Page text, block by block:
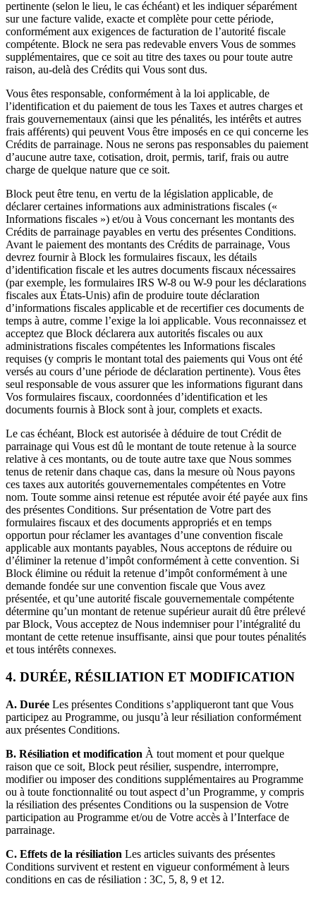
Plateforme d’applications Square
Aucun article dans votre panier
Acheter du matériel
Afficher le panier
Historique des commandes
pertinente (selon le lieu, le cas échéant) et les indiquer séparément
sur une facture valide, exacte et complète pour cette période,
conformément aux exigences de facturation de l’autorité fiscale
compétente. Block ne sera pas redevable envers Vous de sommes
supplémentaires, que ce soit au titre des taxes ou pour toute autre
raison, au-delà des Crédits qui Vous sont dus.
Vous êtes responsable, conformément à la loi applicable, de
l’identification et du paiement de tous les Taxes et autres charges et
frais gouvernementaux (ainsi que les pénalités, les intérêts et autres
frais afférents) qui peuvent Vous être imposés en ce qui concerne les
Crédits de parrainage. Nous ne serons pas responsables du paiement
d’aucune autre taxe, cotisation, droit, permis, tarif, frais ou autre
charge de quelque nature que ce soit.
Block peut être tenu, en vertu de la législation applicable, de
déclarer certaines informations aux administrations fiscales («
Informations fiscales ») et/ou à Vous concernant les montants des
Crédits de parrainage payables en vertu des présentes Conditions.
Avant le paiement des montants des Crédits de parrainage, Vous
devrez fournir à Block les formulaires fiscaux, les détails
d’identification fiscale et les autres documents fiscaux nécessaires
(par exemple, les formulaires IRS W-8 ou W-9 pour les déclarations
fiscales aux États-Unis) afin de produire toute déclaration
d’informations fiscales applicable et de recertifier ces documents de
temps à autre, comme l’exige la loi applicable. Vous reconnaissez et
acceptez que Block déclarera aux autorités fiscales ou aux
administrations fiscales compétentes les Informations fiscales
requises (y compris le montant total des paiements qui Vous ont été
versés au cours d’une période de déclaration pertinente). Vous êtes
seul responsable de vous assurer que les informations figurant dans
Vos formulaires fiscaux, coordonnées d’identification et les
documents fournis à Block sont à jour, complets et exacts.
Le cas échéant, Block est autorisée à déduire de tout Crédit de
parrainage qui Vous est dû le montant de toute retenue à la source
relative à ces montants, ou de toute autre taxe que Nous sommes
tenus de retenir dans chaque cas, dans la mesure où Nous payons
ces taxes aux autorités gouvernementales compétentes en Votre
nom. Toute somme ainsi retenue est réputée avoir été payée aux fins
des présentes Conditions. Sur présentation de Votre part des
formulaires fiscaux et des documents appropriés et en temps
opportun pour réclamer les avantages d’une convention fiscale
applicable aux montants payables, Nous acceptons de réduire ou
d’éliminer la retenue d’impôt conformément à cette convention. Si
Block élimine ou réduit la retenue d’impôt conformément à une
demande fondée sur une convention fiscale que Vous avez
présentée, et qu’une autorité fiscale gouvernementale compétente
détermine qu’un montant de retenue supérieur aurait dû être prélevé
par Block, Vous acceptez de Nous indemniser pour l’intégralité du
montant de cette retenue insuffisante, ainsi que pour toutes pénalités
et tous intérêts connexes.
4. DURÉE, RÉSILIATION ET MODIFICATION
A. Durée Les présentes Conditions s’appliqueront tant que Vous
participez au Programme, ou jusqu’à leur résiliation conformément
aux présentes Conditions.
B. Résiliation et modification À tout moment et pour quelque
raison que ce soit, Block peut résilier, suspendre, interrompre,
modifier ou imposer des conditions supplémentaires au Programme
ou à toute fonctionnalité ou tout aspect d’un Programme, y compris
la résiliation des présentes Conditions ou la suspension de Votre
participation au Programme et/ou de Votre accès à l’Interface de
parrainage.
C. Effets de la résiliation Les articles suivants des présentes
Conditions survivent et restent en vigueur conformément à leurs
conditions en cas de résiliation : 3C, 5, 8, 9 et 12.